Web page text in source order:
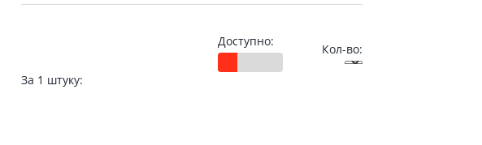
Доступно:
Кол-во:
За 1 штуку: